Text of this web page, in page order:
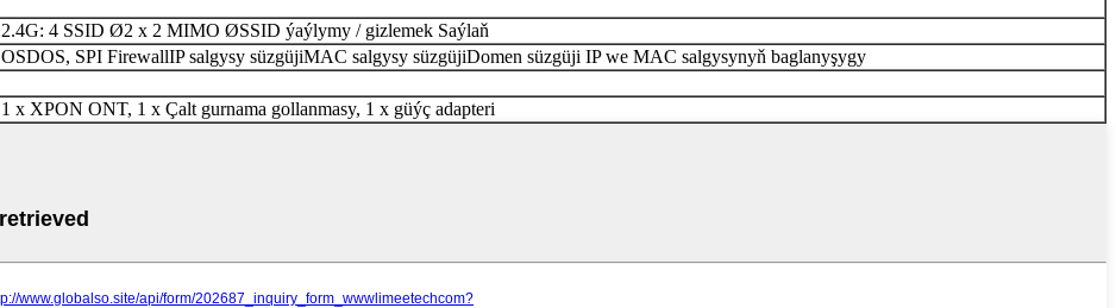
2.4G: 4 SSID Ø2 x 2 MIMO ØSSID ýaýlymy / gizlemek Saýlaň
OSDOS, SPI FirewallIP salgysy süzgüjiMAC salgysy süzgüjiDomen süzgüji IP we MAC salgysynyň baglanyşygy
1 x XPON ONT, 1 x Çalt gurnama gollanmasy, 1 x güýç adapteri